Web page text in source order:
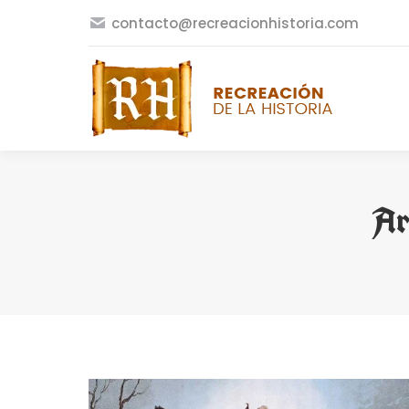
contacto@recreacionhistoria.com